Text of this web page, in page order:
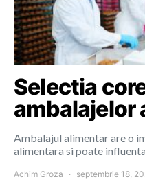
Selectia
ambalajelor
Ambalajul alimentar are o
alimentara si poate
Achim Groza septembrie 18,